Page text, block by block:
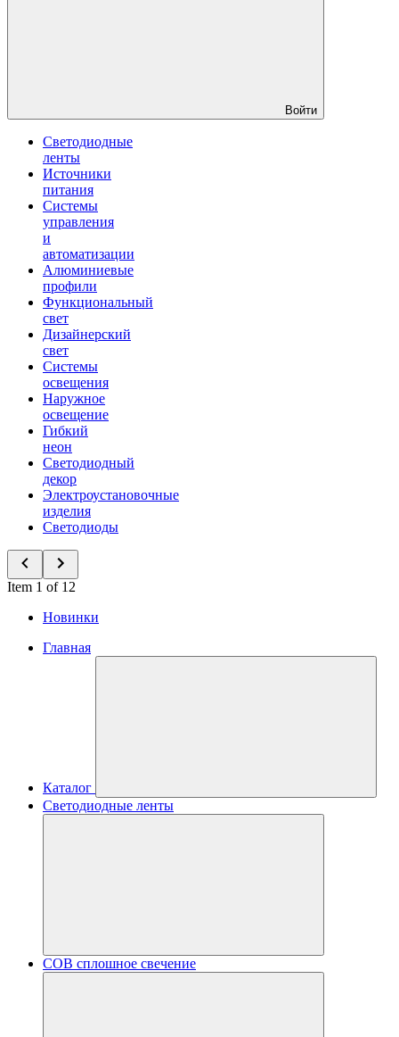
Войти
Светодиодные
ленты
Источники
питания
Системы
управления
и
автоматизации
Алюминиевые
профили
Функциональный
свет
Дизайнерский
свет
Системы
освещения
Наружное
освещение
Гибкий
неон
Светодиодный
декор
Электроустановочные
изделия
Светодиоды
Item 1 of 12
Новинки
Главная
Каталог
Светодиодные ленты
COB сплошное свечение